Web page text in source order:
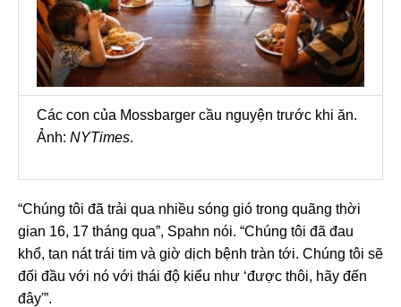
Các con của Mossbarger cầu nguyện trước khi ăn.
Ảnh: NYTimes.
“Chúng tôi đã trải qua nhiều sóng gió trong quãng thời
gian 16, 17 tháng qua”, Spahn nói. “Chúng tôi đã đau
khổ, tan nát trái tim và giờ dịch bệnh tràn tới. Chúng tôi sẽ
đối đầu với nó với thái độ kiểu như ‘được thôi, hãy đến
đây'”.